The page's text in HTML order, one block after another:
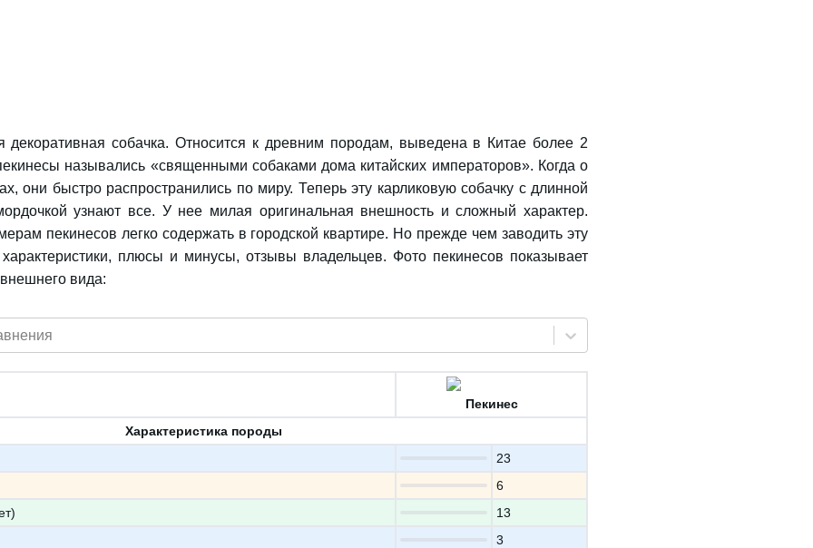
декоративная собачка. Относится к древним породам, выведена в Китае более 2
назывались «священными собаками дома китайских императоров». Когда о
они быстро распространились по миру. Теперь эту карликовую собачку с длинной
узнают все. У нее милая оригинальная внешность и сложный характер.
пекинесов легко содержать в городской квартире. Но прежде чем заводить эту
плюсы и минусы, отзывы владельцев. Фото пекинесов показывает
вида:
Пекинес
Характеристика породы
23
6
13
3